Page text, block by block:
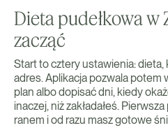
Dieta pudełkowa
zacząć
Start to cztery ustawienia: dieta,
adres. Aplikacja pozwala potem
plan albo dopisać dni, kiedy
inaczej, niż zakładałeś.
ranem i od razu masz gotowe